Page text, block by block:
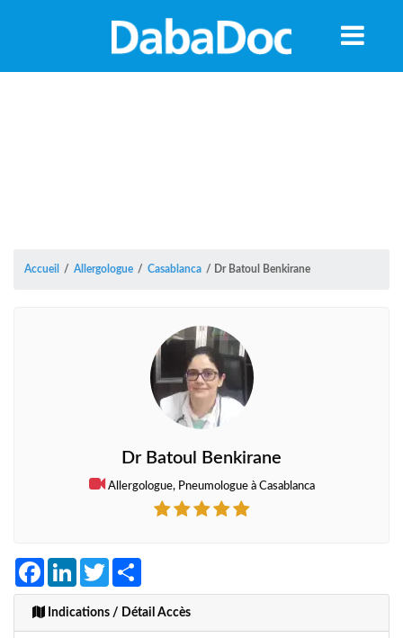
Accueil / Allergologue / Casablanca / Dr Batoul Benkirane
Dr Batoul Benkirane
Allergologue, Pneumologue à Casablanca
FacebookLinkedInTwitter
Indications / Détail Accès